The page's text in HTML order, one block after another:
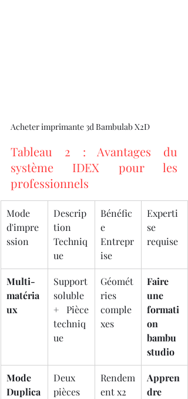
Acheter imprimante 3d Bambulab X2D
Tableau 2 : Avantages du
système IDEX pour les
professionnels
Mode
d'impre
ssion
Descrip
tion
Techniq
ue
Bénéfic
e
Entrepr
ise
Experti
se
requise
Multi-
matéria
ux
Support
soluble
+ Pièce
techniq
ue
Géomét
ries
comple
xes
Faire
une
formati
on
bambu
studio
Mode
Duplica
Deux
pièces
Rendem
ent x2
Appren
dre